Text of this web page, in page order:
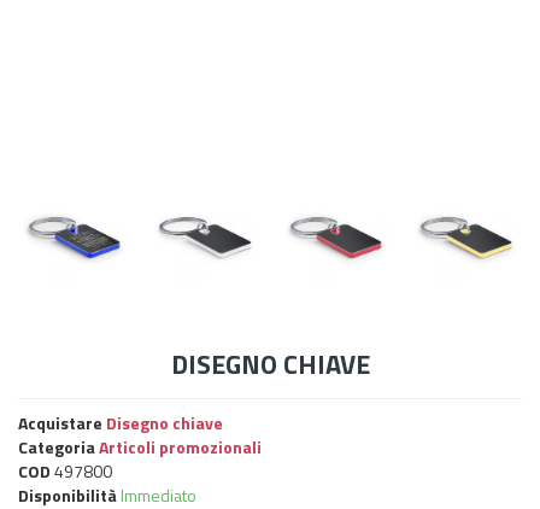
DISEGNO CHIAVE
Acquistare Disegno chiave
CategoriaArticoli promozionali
COD497800
DisponibilitàImmediato